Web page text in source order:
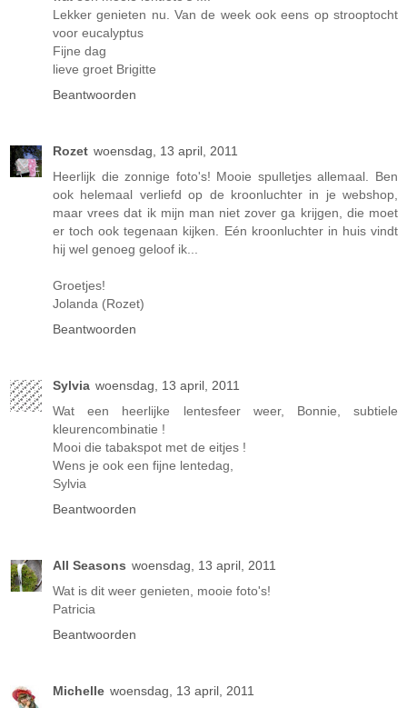
Lekker genieten nu. Van de week ook eens op strooptocht
voor eucalyptus
Fijne dag
lieve groet Brigitte
Beantwoorden
Rozet woensdag, 13 april, 2011
Heerlijk die zonnige foto's! Mooie spulletjes allemaal. Ben
ook helemaal verliefd op de kroonluchter in je webshop,
maar vrees dat ik mijn man niet zover ga krijgen, die moet
er toch ook tegenaan kijken. Eén kroonluchter in huis vindt
hij wel genoeg geloof ik...
Groetjes!
Jolanda (Rozet)
Beantwoorden
Sylvia woensdag, 13 april, 2011
Wat een heerlijke lentesfeer weer, Bonnie, subtiele
kleurencombinatie !
Mooi die tabakspot met de eitjes !
Wens je ook een fijne lentedag,
Sylvia
Beantwoorden
All Seasons woensdag, 13 april, 2011
Wat is dit weer genieten, mooie foto's!
Patricia
Beantwoorden
Michelle woensdag, 13 april, 2011